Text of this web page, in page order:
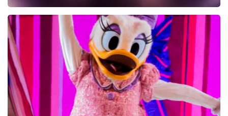
Raymond Mens
37 reviews
KOOP TICKETS